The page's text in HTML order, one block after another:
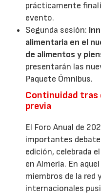
prácticamente
evento.
Segunda sesión:
alimentaria en el
de alimentos y
presentarán las
Paquete Ómnibus.
Continuidad tras
previa
El Foro Anual de
importantes
edición, celebrada
en Almería. En
miembros de la red
internacionales